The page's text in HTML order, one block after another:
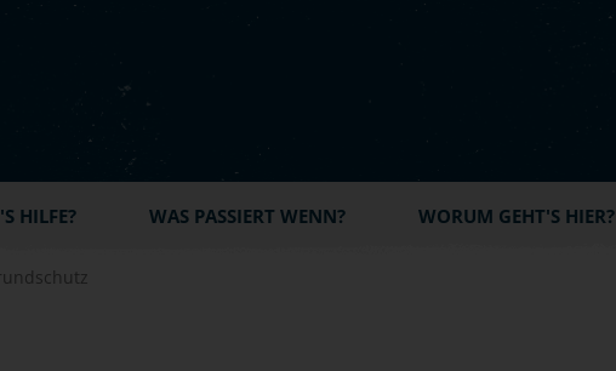
HILFE? WAS PASSIERT WENN? WORUM GEHT'S HIER?